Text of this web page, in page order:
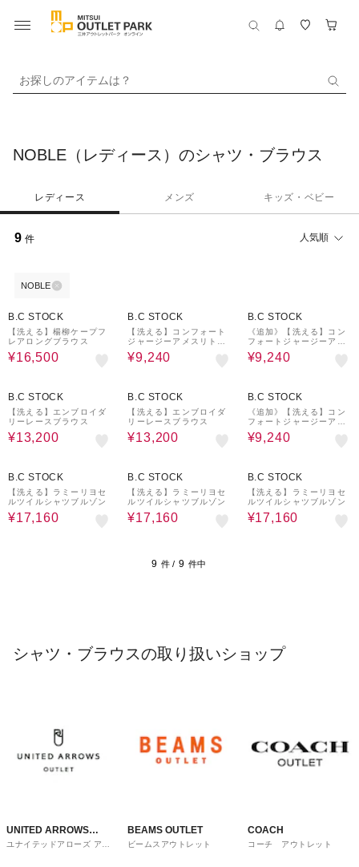
お探しのアイテムは？
NOBLE（レディース）のシャツ・ブラウス
レディース メンズ キッズ・ベビー
9 件 人気順
NOBLE
B.C STOCK
【洗える】楊柳ケープフ
レアロングブラウス
¥16,500
B.C STOCK
【洗える】コンフォート
ジャージーアメスリトッ
プス
¥9,240
B.C STOCK
《追加》【洗える】コン
フォートジャージーアメ
スリトップス
¥9,240
B.C STOCK
【洗える】エンブロイダ
リーレースブラウス
¥13,200
B.C STOCK
【洗える】エンブロイダ
リーレースブラウス
¥13,200
B.C STOCK
《追加》【洗える】コン
フォートジャージーアメ
スリトップス
¥9,240
B.C STOCK
【洗える】ラミーリヨセ
ルツイルシャツブルゾン
¥17,160
B.C STOCK
【洗える】ラミーリヨセ
ルツイルシャツブルゾン
¥17,160
B.C STOCK
【洗える】ラミーリヨセ
ルツイルシャツブルゾン
¥17,160
9 件 / 9 件中
シャツ・ブラウスの取り扱いショップ
UNITED ARROWS
OUTLET
ユナイテッドアローズ アウ
BEAMS OUTLET
ビームスアウトレット
COACH
コーチ アウトレット